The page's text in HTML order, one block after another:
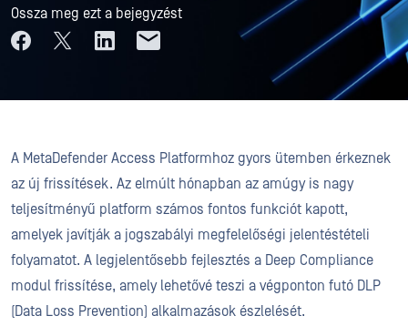
Ossza meg ezt a bejegyzést
A MetaDefender Access Platformhoz gyors ütemben érkeznek
az új frissítések. Az elmúlt hónapban az amúgy is nagy
teljesítményű platform számos fontos funkciót kapott,
amelyek javítják a jogszabályi megfelelőségi jelentéstételi
folyamatot. A legjelentősebb fejlesztés a Deep Compliance
modul frissítése, amely lehetővé teszi a végponton futó DLP
(Data Loss Prevention) alkalmazások észlelését.